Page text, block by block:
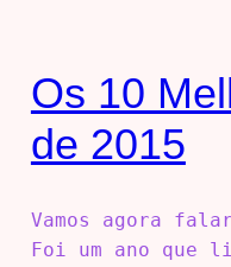
Os 10
de 2015
Vamos agora
Foi um ano que